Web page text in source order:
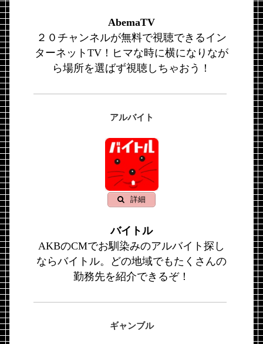
AbemaTV
２０チャンネルが無料で視聴できるイン
ターネットTV！ヒマな時に横になりなが
ら場所を選ばず視聴しちゃおう！
アルバイト
詳細
バイトル
AKBのCMでお馴染みのアルバイト探し
ならバイトル。どの地域でもたくさんの
勤務先を紹介できるぞ！
ギャンブル